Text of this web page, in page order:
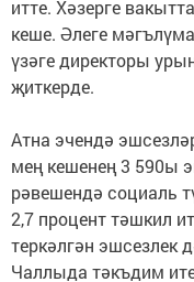
итте. Хәзерге
кеше. Әлеге
үзәге директоры
җиткерде.
Атна эчендә
мең кешенең 3 590ы
рәвешендә социаль
2,7 процент тәшкил
теркәлгән эшсезлек
Чаллыда тәкъдим